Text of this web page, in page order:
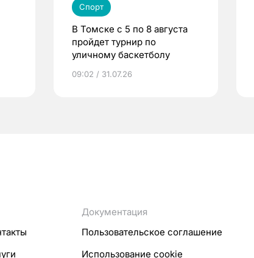
Спорт
В Томске с 5 по 8 августа
пройдет турнир по
уличному баскетболу
09:02 / 31.07.26
Документация
Пользовательское соглашение
Использование cookie